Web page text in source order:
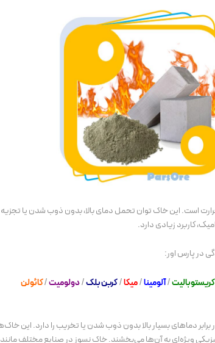
است. این خاک توان تحمل دمای بالا، بدون ذوب شدن یا
کاربرد زیادی دارد.
در پارس اور:
/آلومینا/میکا/کربن بلک/دولومیت/کائولن
دماهای بسیار بالا بدون ذوب شدن یا تخریب را دارد. این
ویژه‌ای به آن‌ها می‌بخشند. خاک نسوز در صنایع مختلف
بود.